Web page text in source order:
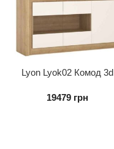
Lyon Lyok02 Комод 3d
19479 грн